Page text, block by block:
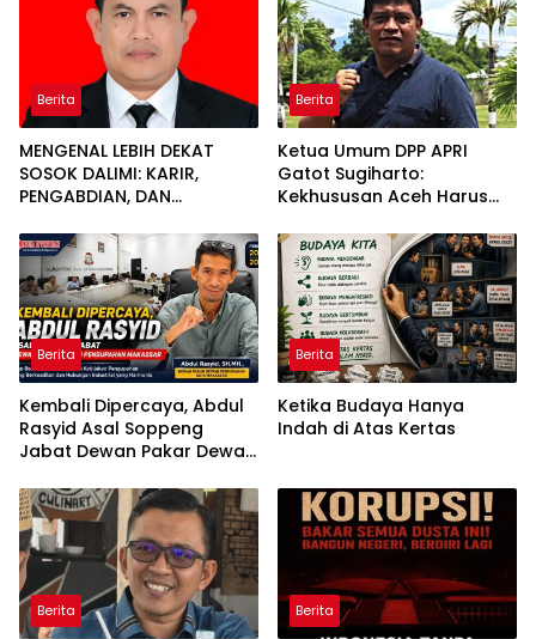
Berita
MENGENAL LEBIH DEKAT
SOSOK DALIMI: KARIR,
PENGABDIAN, DAN
PEMERINTAHAN
Berita
Ketua Umum DPP APRI
Gatot Sugiharto:
Kekhususan Aceh Harus
Kedaulatan Rakyat atas
Sumber Daya Alam
Berita
Kembali Dipercaya, Abdul
Rasyid Asal Soppeng
Jabat Dewan Pakar Dewan
Berita
Ketika Budaya Hanya
Indah di Atas Kertas
Berita Berita